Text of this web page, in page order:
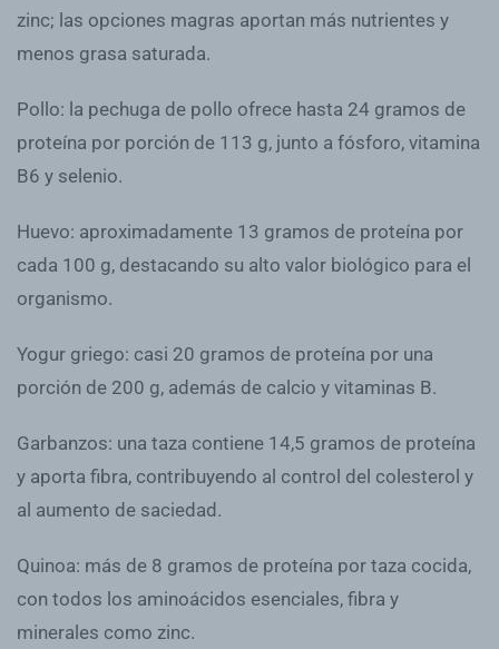
zinc; las opciones magras aportan más nutrientes y
menos grasa saturada.
Pollo: la pechuga de pollo ofrece hasta 24 gramos de
proteína por porción de 113 g, junto a fósforo, vitamina
B6 y selenio.
Huevo: aproximadamente 13 gramos de proteína por
cada 100 g, destacando su alto valor biológico para el
organismo.
Yogur griego: casi 20 gramos de proteína por una
porción de 200 g, además de calcio y vitaminas B.
Garbanzos: una taza contiene 14,5 gramos de proteína
y aporta fibra, contribuyendo al control del colesterol y
al aumento de saciedad.
Quinoa: más de 8 gramos de proteína por taza cocida,
con todos los aminoácidos esenciales, fibra y
minerales como zinc.